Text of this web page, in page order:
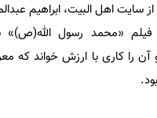
باشگاه مغز
مجله تصویری سلاح
اقتصاد
عصر ایران 2
سایت اهل البیت، ابراهیم
«محمد رسول الله(ص)»
را کاری با ارزش خواند که